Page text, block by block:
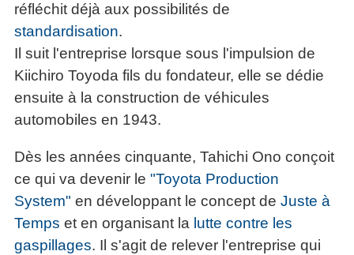
Tous
les
PDF
gratuits
réfléchit déjà aux possibilités de
standardisation.
Il suit l'entreprise lorsque sous l'impulsion de
Kiichiro Toyoda fils du fondateur, elle se dédie
ensuite à la construction de véhicules
automobiles en 1943.
Dès les années cinquante, Tahichi Ono conçoit
ce qui va devenir le "Toyota Production
System" en développant le concept de Juste à
Temps et en organisant la lutte contre les
gaspillages. Il s'agit de relever l'entreprise qui